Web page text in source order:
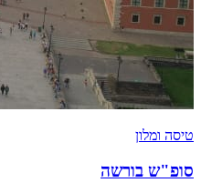
טיסה ומלון
סופ"ש בורשה